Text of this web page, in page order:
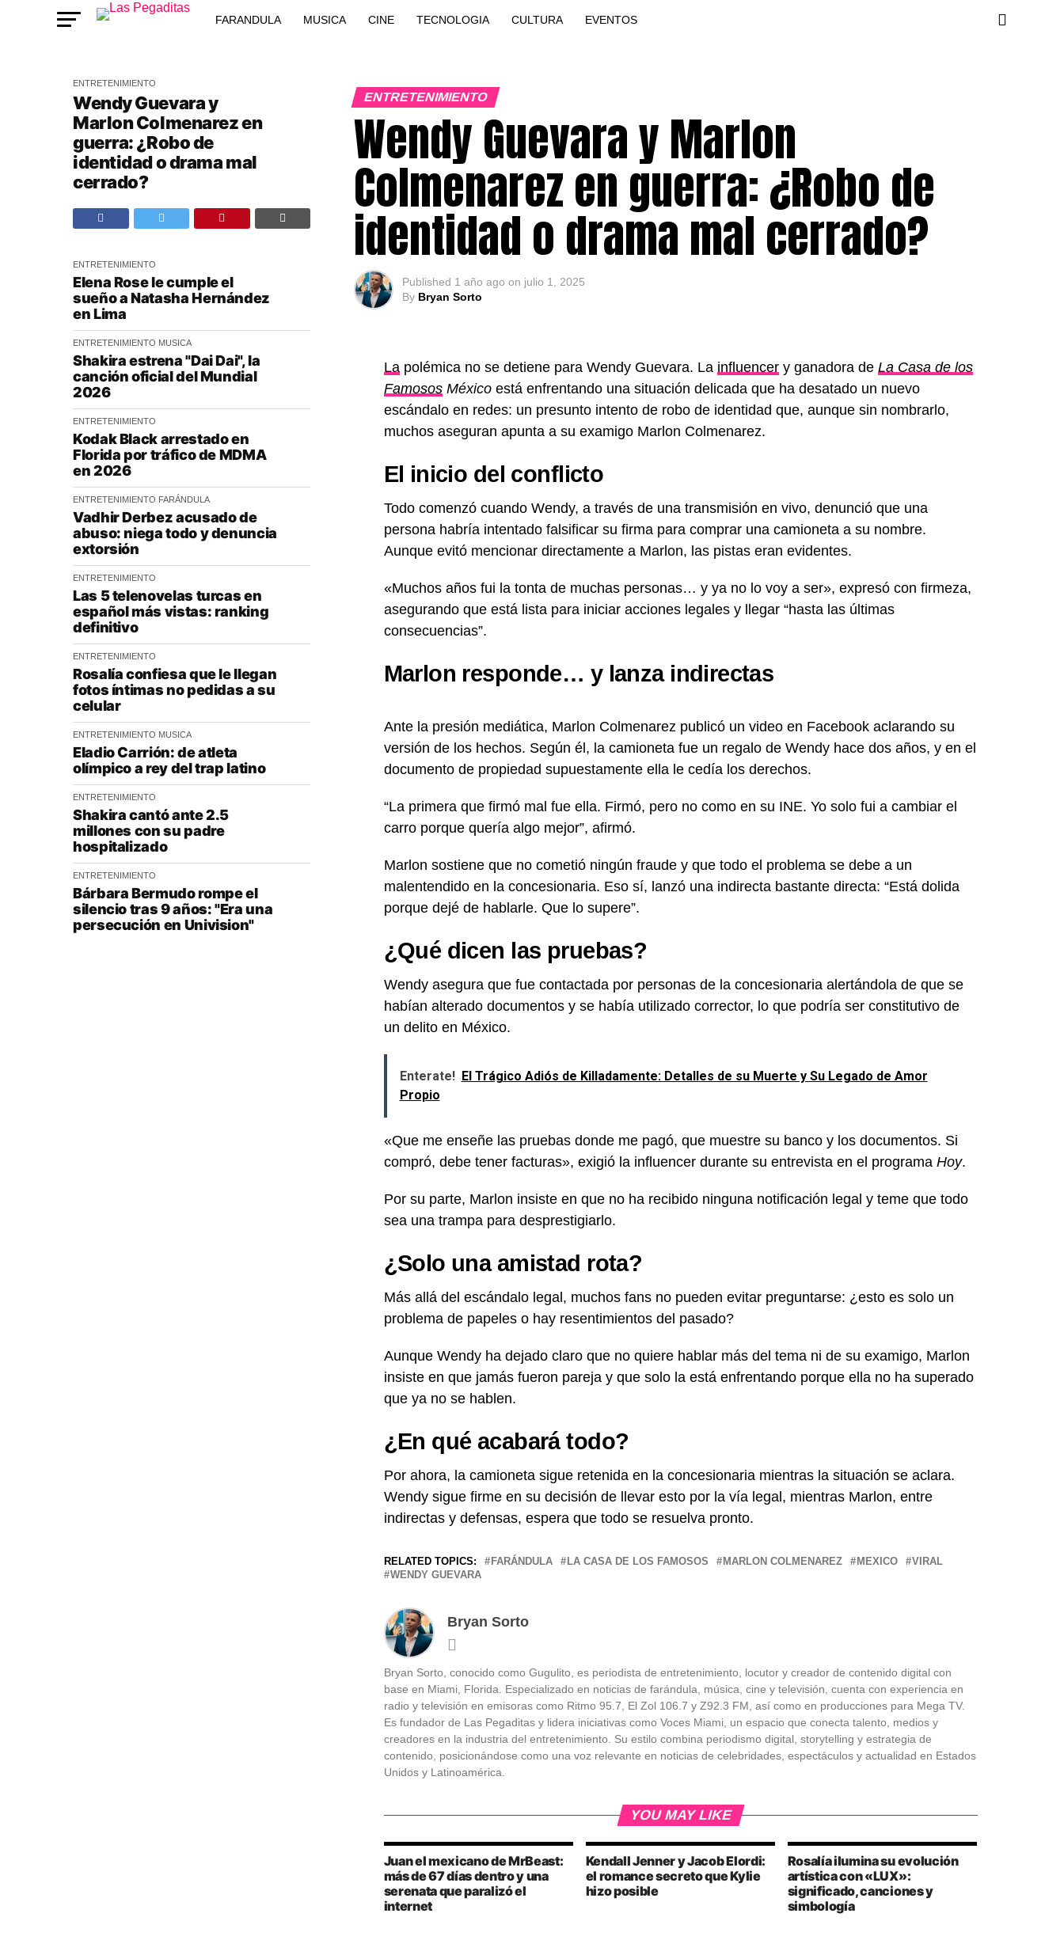
FARANDULA MUSICA CINE TECNOLOGIA CULTURA EVENTOS
ENTRETENIMIENTO
Wendy Guevara y
Marlon Colmenarez en
guerra: ¿Robo de
identidad o drama mal
cerrado?
ENTRETENIMIENTO
Elena Rose le cumple el
sueño a Natasha Hernández
en Lima
ENTRETENIMIENTO MUSICA
Shakira estrena "Dai Dai", la
canción oficial del Mundial
2026
ENTRETENIMIENTO
Kodak Black arrestado en
Florida por tráfico de MDMA
en 2026
ENTRETENIMIENTO FARÁNDULA
Vadhir Derbez acusado de
abuso: niega todo y denuncia
extorsión
ENTRETENIMIENTO
Las 5 telenovelas turcas en
español más vistas: ranking
definitivo
ENTRETENIMIENTO
Rosalía confiesa que le llegan
fotos íntimas no pedidas a su
celular
ENTRETENIMIENTO MUSICA
Eladio Carrión: de atleta
olímpico a rey del trap latino
ENTRETENIMIENTO
Shakira cantó ante 2.5
millones con su padre
hospitalizado
ENTRETENIMIENTO
Bárbara Bermudo rompe el
silencio tras 9 años: "Era una
persecución en Univision"
ENTRETENIMIENTO
Wendy Guevara y Marlon
Colmenarez en guerra: ¿Robo de
identidad o drama mal cerrado?
Published 1 año ago on julio 1, 2025
By Bryan Sorto
Lapolémica no se detiene para Wendy Guevara. La influencery ganadora de La Casa de los
FamososMéxicoestá enfrentando una situación delicada que ha desatado un nuevo
escándalo en redes: un presunto intento de robo de identidad que, aunque sin nombrarlo,
muchos aseguran apunta a su examigo Marlon Colmenarez.
El inicio del conflicto
Todo comenzó cuando Wendy, a través de una transmisión en vivo, denunció que una
persona habría intentado falsificar su firma para comprar una camioneta a su nombre.
Aunque evitó mencionar directamente a Marlon, las pistas eran evidentes.
«Muchos años fui la tonta de muchas personas… y ya no lo voy a ser», expresó con firmeza,
asegurando que está lista para iniciar acciones legales y llegar “hasta las últimas
consecuencias”.
Marlon responde… y lanza indirectas
Ante la presión mediática, Marlon Colmenarez publicó un video en Facebook aclarando su
versión de los hechos. Según él, la camioneta fue un regalo de Wendy hace dos años, y en el
documento de propiedad supuestamente ella le cedía los derechos.
“La primera que firmó mal fue ella. Firmó, pero no como en su INE. Yo solo fui a cambiar el
carro porque quería algo mejor”, afirmó.
Marlon sostiene que no cometió ningún fraude y que todo el problema se debe a un
malentendido en la concesionaria. Eso sí, lanzó una indirecta bastante directa: “Está dolida
porque dejé de hablarle. Que lo supere”.
¿Qué dicen las pruebas?
Wendy asegura que fue contactada por personas de la concesionaria alertándola de que se
habían alterado documentos y se había utilizado corrector, lo que podría ser constitutivo de
un delito en México.
Enterate! El Trágico Adiós de Killadamente: Detalles de su Muerte y Su Legado de Amor
Propio
«Que me enseñe las pruebas donde me pagó, que muestre su banco y los documentos. Si
compró, debe tener facturas», exigió la influencer durante su entrevista en el programa Hoy.
Por su parte, Marlon insiste en que no ha recibido ninguna notificación legal y teme que todo
sea una trampa para desprestigiarlo.
¿Solo una amistad rota?
Más allá del escándalo legal, muchos fans no pueden evitar preguntarse: ¿esto es solo un
problema de papeles o hay resentimientos del pasado?
Aunque Wendy ha dejado claro que no quiere hablar más del tema ni de su examigo, Marlon
insiste en que jamás fueron pareja y que solo la está enfrentando porque ella no ha superado
que ya no se hablen.
¿En qué acabará todo?
Por ahora, la camioneta sigue retenida en la concesionaria mientras la situación se aclara.
Wendy sigue firme en su decisión de llevar esto por la vía legal, mientras Marlon, entre
indirectas y defensas, espera que todo se resuelva pronto.
RELATED TOPICS: FARÁNDULA LA CASA DE LOS FAMOSOS MARLON COLMENAREZ MEXICO
VIRAL
WENDY GUEVARA
Bryan Sorto
Bryan Sorto, conocido como Gugulito, es periodista de entretenimiento, locutor y creador de contenido digital con
base en Miami, Florida. Especializado en noticias de farándula, música, cine y televisión, cuenta con experiencia en
radio y televisión en emisoras como Ritmo 95.7, El Zol 106.7 y Z92.3 FM, así como en producciones para Mega TV.
Es fundador de Las Pegaditas y lidera iniciativas como Voces Miami, un espacio que conecta talento, medios y
creadores en la industria del entretenimiento. Su estilo combina periodismo digital, storytelling y estrategia de
contenido, posicionándose como una voz relevante en noticias de celebridades, espectáculos y actualidad en Estados
Unidos y Latinoamérica.
YOU MAY LIKE
Juan el mexicano de MrBeast:
más de 67 días dentro y una
serenata que paralizó el
internet
Kendall Jenner y Jacob Elordi:
el romance secreto que Kylie
hizo posible
Rosalía ilumina su evolución
artística con «LUX»:
significado, canciones y
simbología